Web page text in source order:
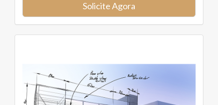
Solicite Agora